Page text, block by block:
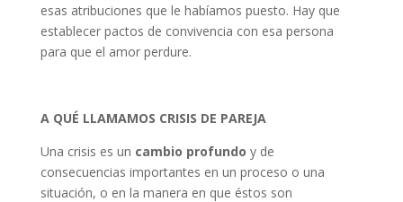
esas atribuciones que le habíamos puesto. Hay que
establecer pactos de convivencia con esa persona
para que el amor perdure.
A QUÉ LLAMAMOS CRISIS DE PAREJA
Una crisis es un cambio profundo y de
consecuencias importantes en un proceso o una
situación, o en la manera en que éstos son